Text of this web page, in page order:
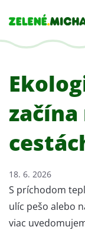
začína
18. 6. 2026
S príchodom
ulíc pešo alebo
viac